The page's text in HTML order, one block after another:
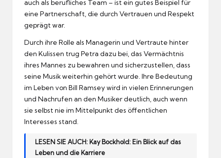
auch als berufliches Team – ist ein gutes Beispiel für
eine Partnerschaft, die durch Vertrauen und Respekt
geprägt war.
Durch ihre Rolle als Managerin und Vertraute hinter
den Kulissen trug Petra dazu bei, das Vermächtnis
ihres Mannes zu bewahren und sicherzustellen, dass
seine Musik weiterhin gehört wurde. Ihre Bedeutung
im Leben von Bill Ramsey wird in vielen Erinnerungen
und Nachrufen an den Musiker deutlich, auch wenn
sie selbst nie im Mittelpunkt des öffentlichen
Interesses stand.
LESEN SIE AUCH: Kay Bockhold: Ein Blick auf das
Leben und die Karriere